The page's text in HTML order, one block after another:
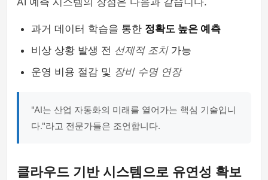
과거 데이터 학습을 통한 정확도 높은 예측
비상 상황 발생 전 선제적 조치가능
운영 비용 절감 및 장비 수명 연장
"AI는 산업 자동화의 미래를 열어가는 핵심 기술입니
다."라고 전문가들은 조언합니다.
클라우드 기반 시스템으로 유연성 확보